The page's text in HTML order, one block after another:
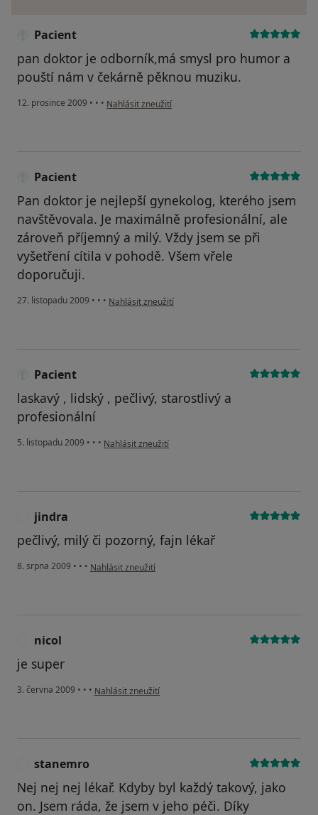
Pacient
pan doktor je odborník,má smysl pro humor a
pouští nám v čekárně pěknou muziku.
12. prosince 2009 • • • podle názoru uživatele Pacient
Nahlásit zneužití
Pacient
Pan doktor je nejlepší gynekolog, kterého jsem
navštěvovala. Je maximálně profesionální, ale
zároveň příjemný a milý. Vždy jsem se při
vyšetření cítila v pohodě. Všem vřele
doporučuji.
27. listopadu 2009 • • • podle názoru uživatele Pacient
Nahlásit zneužití
Pacient
laskavý , lidský , pečlivý, starostlivý a
profesionální
5. listopadu 2009 • • • podle názoru uživatele Pacient
Nahlásit zneužití
jindra
pečlivý, milý či pozorný, fajn lékař
8. srpna 2009 • • • podle názoru uživatele jindra
Nahlásit zneužití
nicol
je super
3. června 2009 • • • podle názoru uživatele nicol
Nahlásit zneužití
stanemro
Nej nej nej lékař. Kdyby byl každý takový, jako
on. Jsem ráda, že jsem v jeho péči. Díky